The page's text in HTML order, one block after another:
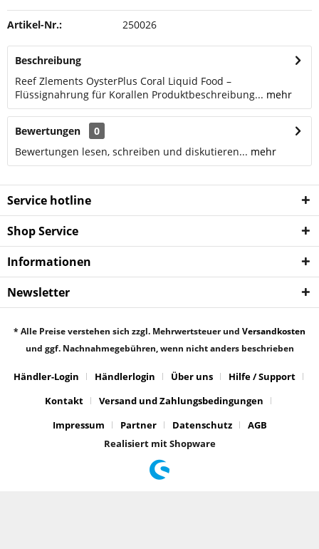
Artikel-Nr.: 250026
Beschreibung
Reef Zlements OysterPlus Coral Liquid Food –
Flüssignahrung für Korallen Produktbeschreibung... mehr
Bewertungen
0
Bewertungen lesen, schreiben und diskutieren... mehr
Service hotline
Shop Service
Informationen
Newsletter
* Alle Preise verstehen sich zzgl. Mehrwertsteuer und Versandkosten
und ggf. Nachnahmegebühren, wenn nicht anders beschrieben
Händler-Login Händlerlogin Über uns
Hilfe / Support
Kontakt
Versand und Zahlungsbedingungen
Impressum
Partner Datenschutz
AGB
Realisiert mit Shopware